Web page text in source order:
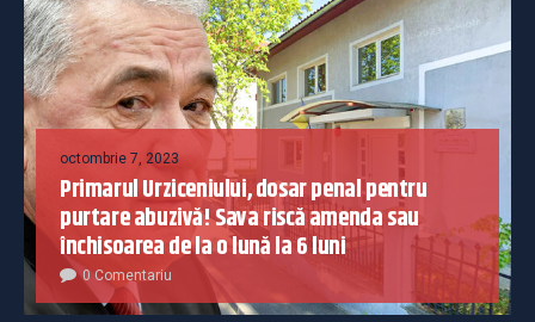
octombrie 7, 2023
Primarul Urziceniului, dosar penal pentru
purtare abuzivă! Sava riscă amenda sau
închisoarea de la o lună la 6 luni
0 Comentariu